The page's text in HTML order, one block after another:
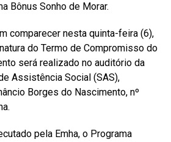
Bônus Sonho de Morar.
comparecer nesta quinta-feira (6),
do Termo de Compromisso do
será realizado no auditório da
Assistência Social (SAS),
Borges do Nascimento, nº
pela Emha, o Programa